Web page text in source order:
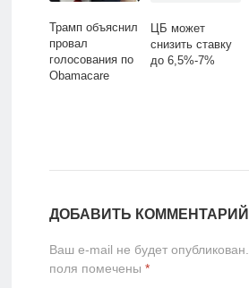
Трамп объяснил
провал
голосования по
Obamacare
ЦБ может
снизить ставку
до 6,5%-7%
ДОБАВИТЬ КОММЕНТАРИЙ
Ваш e-mail не будет опубликован.
поля помечены *